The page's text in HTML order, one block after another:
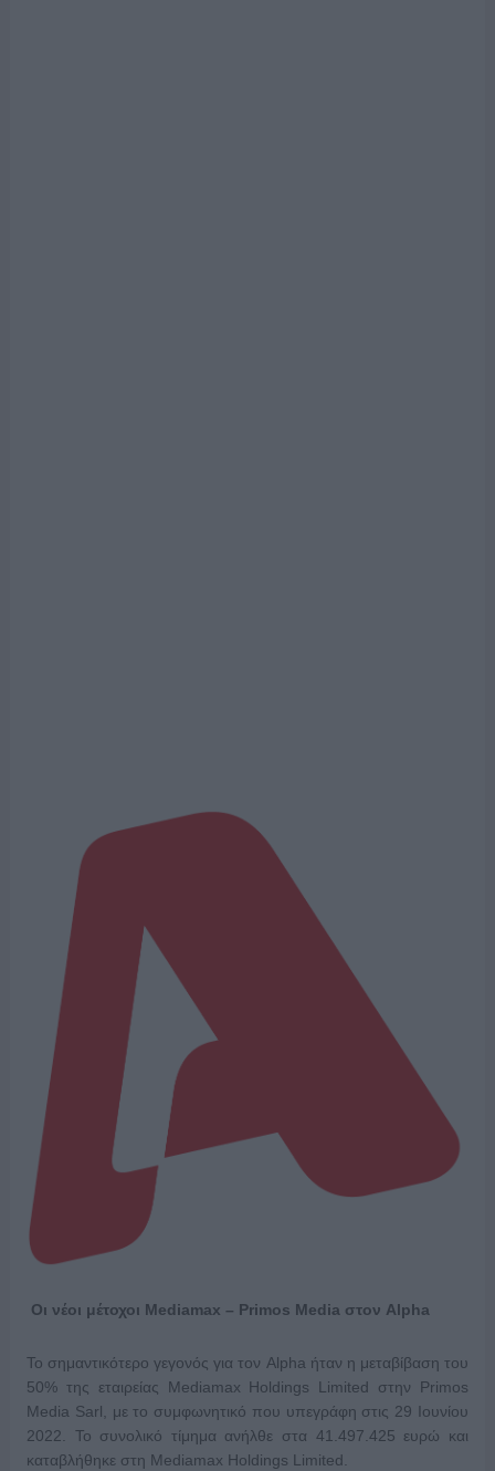
Οι νέοι μέτοχοι Mediamax – Primos Mediaστον Alpha
Το σημαντικότερο γεγονός για τον Alpha ήταν η μεταβίβαση του
50% της εταιρείας Mediamax Holdings Limited στην Primos
Media Sarl, με το συμφωνητικό που υπεγράφη στις 29 Ιουνίου
2022. Το συνολικό τίμημα ανήλθε στα 41.497.425 ευρώ και
καταβλήθηκε στη Mediamax Holdings Limited.